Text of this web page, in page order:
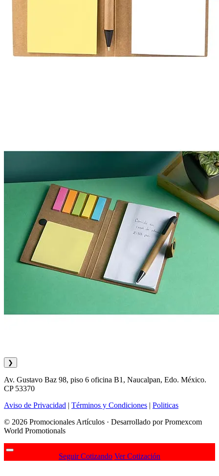
❯
Av. Gustavo Baz 98, piso 6 oficina B1, Naucalpan, Edo. México.
CP 53370
Aviso de Privacidad | Términos y Condiciones | Politicas
© 2026 Promocionales Artículos · Desarrollado por Promexcom
World Promotionals
Seguir Cotizando Ver Cotización